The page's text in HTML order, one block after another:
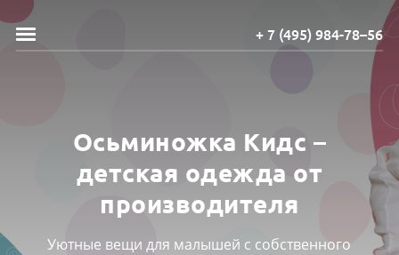
+ 7 (495) 984-78–56
Осьминожка Кидс –
детская одежда от
производителя
Уютные вещи для малышей с собственного